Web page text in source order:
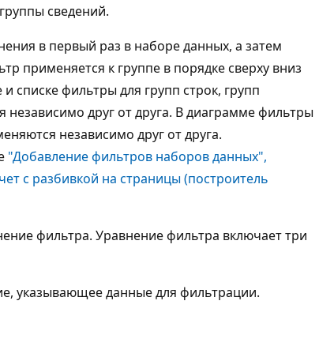
сведений.
в первый раз в наборе данных, а затем
применяется к группе в порядке сверху вниз
списке фильтры для групп строк, групп
друг от друга. В диаграмме фильтры
независимо друг от друга.
"Добавление фильтров наборов данных",
с разбивкой на страницы (построитель
фильтра. Уравнение фильтра включает три
указывающее данные для фильтрации.